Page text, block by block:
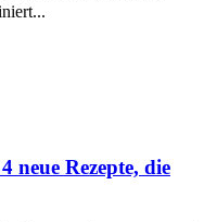
neue Rezepte, die